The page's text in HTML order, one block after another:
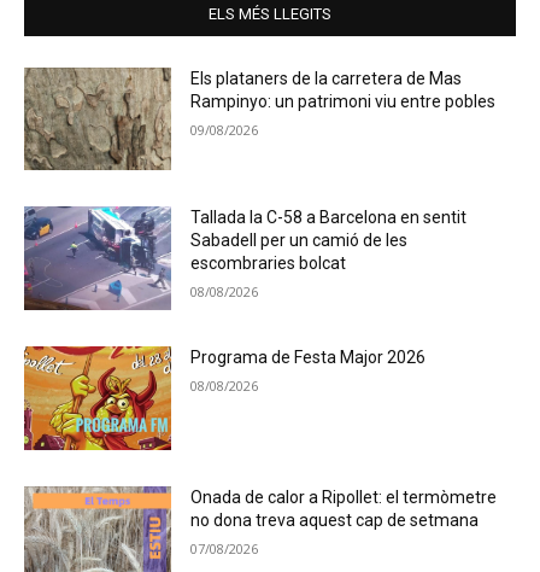
ELS MÉS LLEGITS
Els plataners de la carretera de Mas
Rampinyo: un patrimoni viu entre pobles
09/08/2026
Tallada la C-58 a Barcelona en sentit
Sabadell per un camió de les
escombraries bolcat
08/08/2026
Programa de Festa Major 2026
08/08/2026
Onada de calor a Ripollet: el termòmetre
no dona treva aquest cap de setmana
07/08/2026